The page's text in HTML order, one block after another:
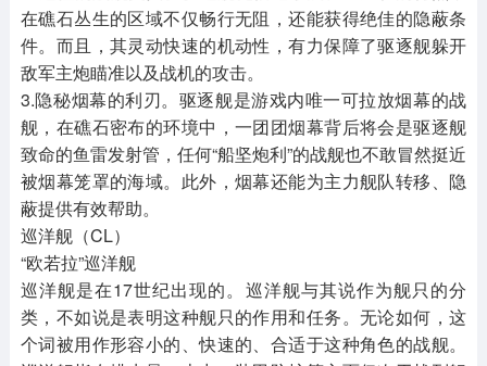
在礁石丛生的区域不仅畅行无阻，还能获得绝佳的隐蔽条
件。而且，其灵动快速的机动性，有力保障了驱逐舰躲开
敌军主炮瞄准以及战机的攻击。
3.隐秘烟幕的利刃。驱逐舰是游戏内唯一可拉放烟幕的战
舰，在礁石密布的环境中，一团团烟幕背后将会是驱逐舰
致命的鱼雷发射管，任何“船坚炮利”的战舰也不敢冒然挺近
被烟幕笼罩的海域。此外，烟幕还能为主力舰队转移、隐
蔽提供有效帮助。
巡洋舰（CL）
“欧若拉”巡洋舰
巡洋舰是在17世纪出现的。巡洋舰与其说作为舰只的分
类，不如说是表明这种舰只的作用和任务。无论如何，这
个词被用作形容小的、快速的、合适于这种角色的战舰。